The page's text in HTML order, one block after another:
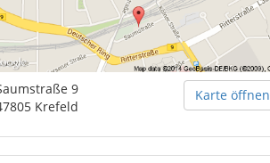
Karte öffnen
9
Krefeld